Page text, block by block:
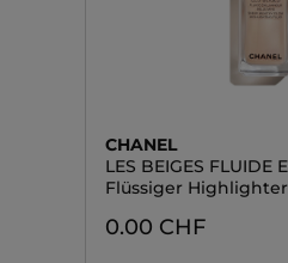
CHANEL
LES BEIGES FLUIDE
Flüssiger Highlighter
0.00 CHF